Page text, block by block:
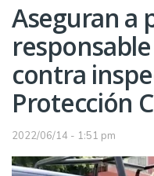
Aseguran a
contra
Protección
2022/06/14 - 1:51 pm